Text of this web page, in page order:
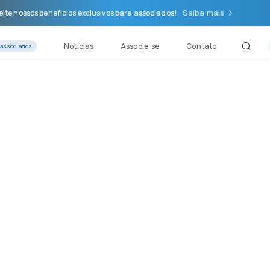
nossos benefícios exclusivos para associados! Saiba mais
Notícias Associe-se Contato